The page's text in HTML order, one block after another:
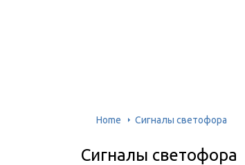
Home Сигналы светофора
Сигналы светофора